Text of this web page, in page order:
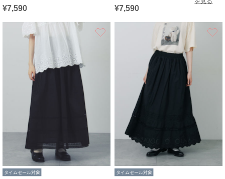
¥7,590
¥7,590
タイムセール対象 タイムセール対象